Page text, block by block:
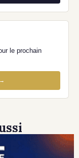
le prochain